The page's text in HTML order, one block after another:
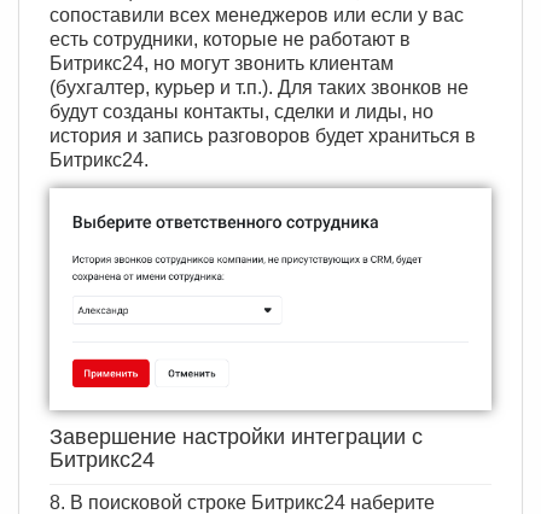
сопоставили всех менеджеров или если у вас
есть сотрудники, которые не работают в
Битрикс24, но могут звонить клиентам
(бухгалтер, курьер и т.п.). Для таких звонков не
будут созданы контакты, сделки и лиды, но
история и запись разговоров будет храниться в
Битрикс24.
Завершение настройки интеграции с
Битрикс24
8. В поисковой строке Битрикс24 наберите